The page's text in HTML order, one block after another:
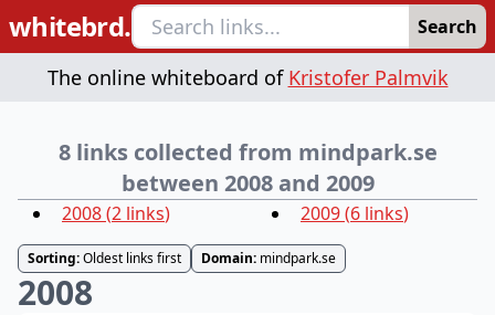
whitebrd. Search
The online whiteboard of Kristofer Palmvik
8 links collected from mindpark.se
between 2008 and 2009
2008(2 links) 2009(6 links)
Sorting:Oldest links first Domain: mindpark.se
2008